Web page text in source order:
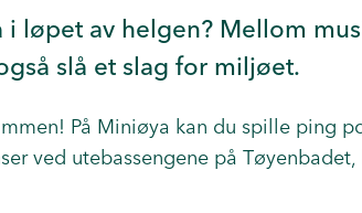
i løpet av helgen? Mellom
slå et slag for miljøet.
På Miniøya kan du spille ping
ved utebassengene på